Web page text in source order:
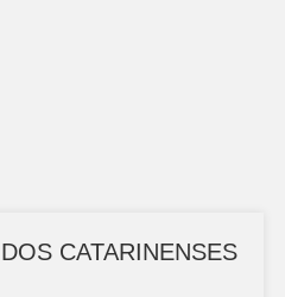
CATARINENSES